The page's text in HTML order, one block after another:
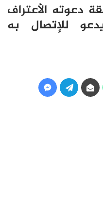
دعوته الأعتراف
للإتصال به